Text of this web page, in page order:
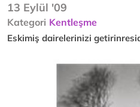
13 Eylül '09
Kategori Kentleşme
Eskimiş dairelerinizi